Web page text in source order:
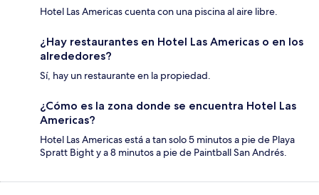
Hotel Las Americas cuenta con una piscina al aire libre.
¿Hay restaurantes en Hotel Las Americas o en los
alrededores?
Sí, hay un restaurante en la propiedad.
¿Cómo es la zona donde se encuentra Hotel Las
Americas?
Hotel Las Americas está a tan solo 5 minutos a pie de Playa
Spratt Bight y a 8 minutos a pie de Paintball San Andrés.